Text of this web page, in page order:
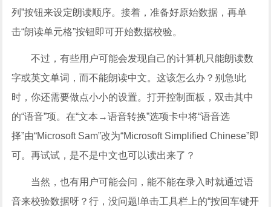
列”按钮来设定朗读顺序。接着，准备好原始数据，再单
击“朗读单元格”按钮即可开始数据校验。
不过，有些用户可能会发现自己的计算机只能朗读数
字或英文单词，而不能朗读中文。这该怎么办？别急!此
时，你还需要做点小小的设置。打开控制面板，双击其中
的“语音”项。在“文本→语音转换”选项卡中将“语音选
择”由“Microsoft Sam”改为“Microsoft Simplified Chinese”即
可。再试试，是不是中文也可以读出来了？
当然，也有用户可能会问，能不能在录入时就通过语
音来校验数据呀？行，没问题!单击工具栏上的“按回车键开